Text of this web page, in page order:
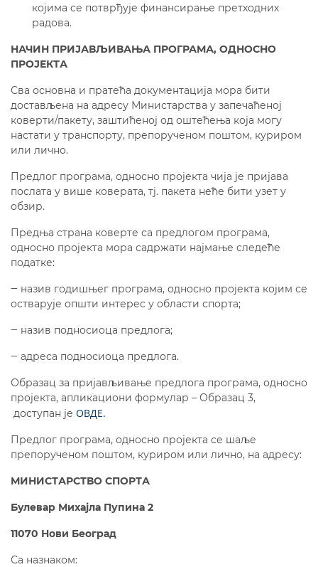
којима се потврђује финансирање претходних
радова.
НАЧИН ПРИЈАВЉИВАЊА ПРОГРАМА, ОДНОСНО
ПРОЈЕКТА
Сва основна и пратећа документација мора бити
достављена на адресу Министарства у запечаћеној
коверти/пакету, заштићеној од оштећења која могу
настати у транспорту, препорученом поштом, куриром
или лично.
Предлог програма, односно пројекта чија је пријава
послата у више коверата, тј. пакета неће бити узет у
обзир.
Предња страна коверте са предлогом програма,
односно пројекта мора садржати најмање следеће
податке:
‒ назив годишњег програма, односно пројекта којим се
остварује општи интерес у области спорта;
‒ назив подносиоца предлога;
‒ адреса подносиоца предлога.
Образац за пријављивање предлога програма, односно
пројекта, апликациони формулар – Образац 3,
доступан је ОВДЕ.
Предлог програма, односно пројекта се шаље
препорученом поштом, куриром или лично, на адресу:
МИНИСТАРСТВО СПОРТА
Булевар Михајла Пупина 2
11070 Нови Београд
Са назнаком: